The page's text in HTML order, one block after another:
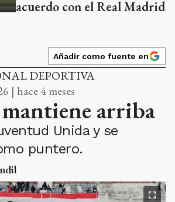
acuerdo con el Real Madrid
Añadir como fuente en
DEPORTIVA
| hace 4 meses
arriba
Unida y se
puntero.